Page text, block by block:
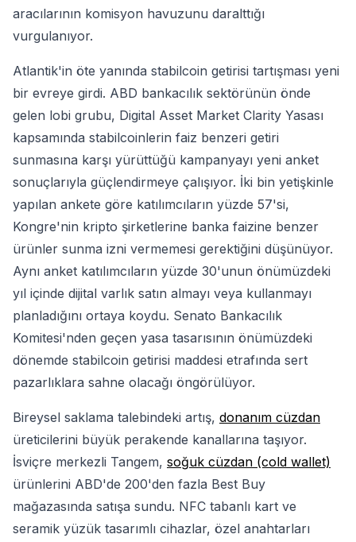
aracılarının komisyon havuzunu daralttığı
vurgulanıyor.
Atlantik'in öte yanında stabilcoin getirisi tartışması yeni
bir evreye girdi. ABD bankacılık sektörünün önde
gelen lobi grubu, Digital Asset Market Clarity Yasası
kapsamında stabilcoinlerin faiz benzeri getiri
sunmasına karşı yürüttüğü kampanyayı yeni anket
sonuçlarıyla güçlendirmeye çalışıyor. İki bin yetişkinle
yapılan ankete göre katılımcıların yüzde 57'si,
Kongre'nin kripto şirketlerine banka faizine benzer
ürünler sunma izni vermemesi gerektiğini düşünüyor.
Aynı anket katılımcıların yüzde 30'unun önümüzdeki
yıl içinde dijital varlık satın almayı veya kullanmayı
planladığını ortaya koydu. Senato Bankacılık
Komitesi'nden geçen yasa tasarısının önümüzdeki
dönemde stabilcoin getirisi maddesi etrafında sert
pazarlıklara sahne olacağı öngörülüyor.
Bireysel saklama talebindeki artış, donanım cüzdan
üreticilerini büyük perakende kanallarına taşıyor.
İsviçre merkezli Tangem, soğuk cüzdan (cold wallet)
ürünlerini ABD'de 200'den fazla Best Buy
mağazasında satışa sundu. NFC tabanlı kart ve
seramik yüzük tasarımlı cihazlar, özel anahtarları